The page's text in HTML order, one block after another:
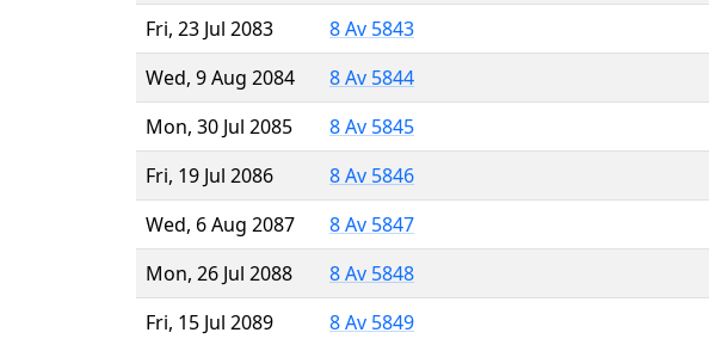
Fri, 23 Jul 2083
8 Av 5843
Wed, 9 Aug 2084
8 Av 5844
Mon, 30 Jul 2085
8 Av 5845
Fri, 19 Jul 2086
8 Av 5846
Wed, 6 Aug 2087
8 Av 5847
Mon, 26 Jul 2088
8 Av 5848
Fri, 15 Jul 2089
8 Av 5849